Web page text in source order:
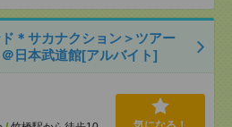
＊サカナクション＞ツアー
日本武道館[アルバイト]